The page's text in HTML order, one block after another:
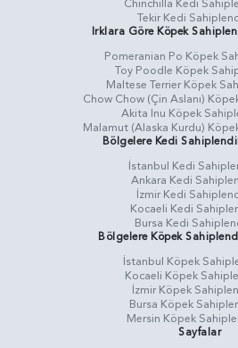
Chinchilla Kedi
Tekir Kedi
Irklara Göre Köpek
Pomeranian Po Köpek
Toy Poodle Köpek
Maltese Terrier Köpek
Chow Chow (Çin Aslanı)
Akita Inu Köpek
Malamut (Alaska Kurdu)
Bölgelere Kedi
İstanbul Kedi
Ankara Kedi
İzmir Kedi
Kocaeli Kedi
Bursa Kedi
Bölgelere Köpek
İstanbul Köpek
Kocaeli Köpek
İzmir Köpek
Bursa Köpek
Mersin Köpek
Sayfalar